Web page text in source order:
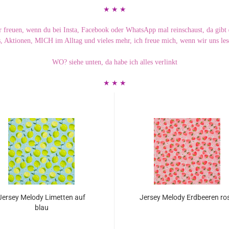
★ ★ ★ ​
freuen, wenn du bei Insta, Facebook oder WhatsApp mal reinschaust, da
Aktionen, MICH im Alltag und vieles mehr, ich freue mich, wenn wir uns
WO? siehe unten, da habe ich alles verlinkt
★ ★ ★ ​
Me­lo­dy Li­met­ten auf
blau
Jer­sey Me­lo­dy Erd­bee­ren